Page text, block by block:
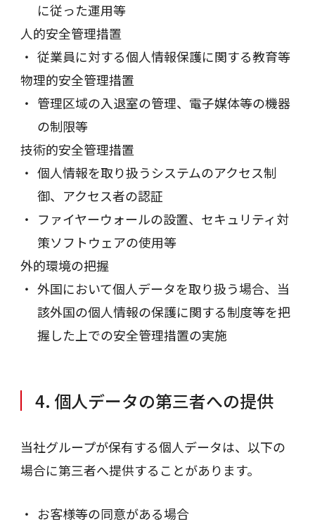
に従った運用等
人的安全管理措置
従業員に対する個人情報保護に関する教育等
物理的安全管理措置
管理区域の入退室の管理、電子媒体等の機器
の制限等
技術的安全管理措置
個人情報を取り扱うシステムのアクセス制
御、アクセス者の認証
ファイヤーウォールの設置、セキュリティ対
策ソフトウェアの使用等
外的環境の把握
外国において個人データを取り扱う場合、当
該外国の個人情報の保護に関する制度等を把
握した上での安全管理措置の実施
4. 個人データの第三者への提供
当社グループが保有する個人データは、以下の
場合に第三者へ提供することがあります。
お客様等の同意がある場合